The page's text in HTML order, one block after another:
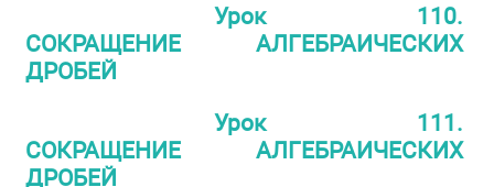
Урок 110.
СОКРАЩЕНИЕ АЛГЕБРАИЧЕСКИХ
ДРОБЕЙ
Урок 111.
СОКРАЩЕНИЕ АЛГЕБРАИЧЕСКИХ
ДРОБЕЙ